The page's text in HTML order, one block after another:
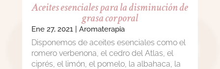
Aceites esenciales para la disminución de
grasa corporal
Ene 27, 2021| Aromaterapia
Disponemos de aceites esenciales como el
romero verbenona, el cedro del Atlas, el
ciprés, el limón, el pomelo, la albahaca, la